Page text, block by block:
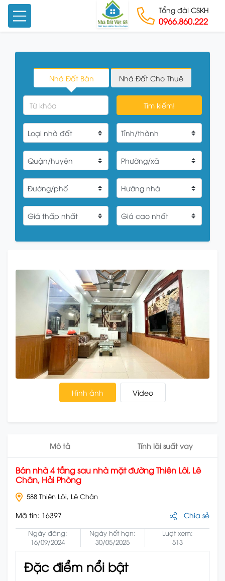
Tổng đài CSKH
0966.860.222
Nhà Đất Bán Nhà Đất Cho Thuê
Tìm kiếm!
Hình ảnh Video
Mô tả Tính lãi suất vay
Bán nhà 4 tầng sau nhà mặt đường Thiên Lôi, Lê
Chân, Hải Phòng
588 Thiên Lôi, Lê Chân
Mã tin: 16397 Chia sẻ
Ngày đăng:
16/09/2024
Ngày hết hạn:
30/05/2025
Lượt xem:
513
Đặc điểm nổi bật